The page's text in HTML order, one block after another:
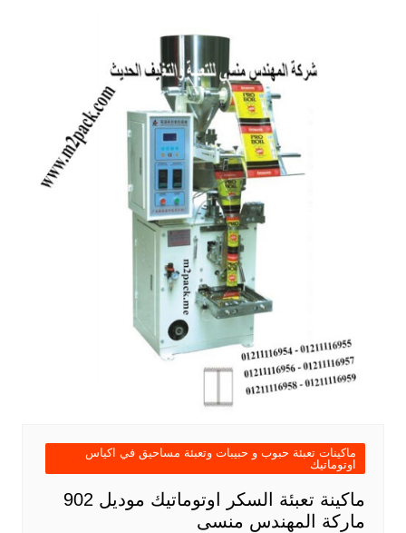
ماكينات تعبئة حبوب و حبيبات وتعبئة مساحيق في اكياس
اوتوماتيك
ماكينة تعبئة السكر اوتوماتيك موديل 902
ماركة المهندس منسى